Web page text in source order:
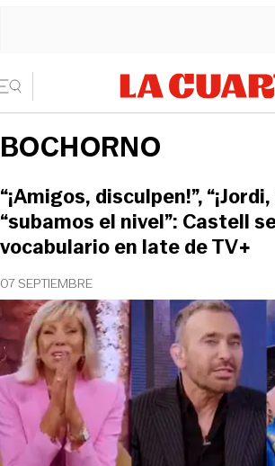
BOCHORNO
07 SEPTIEMBRE
“¡Amigos, disculpen!”,
“subamos el nivel”: Castell
vocabulario en late de TV+